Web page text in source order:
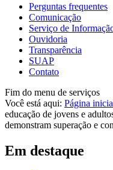
Perguntas frequentes
Comunicação
Serviço de
Ouvidoria
Transparência
SUAP
Contato
Fim do menu de serviços
Você está aqui: Página
educação de jovens e
demonstram superação e
Em destaque